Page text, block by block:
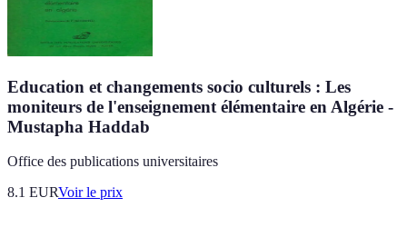
Education et changements socio culturels : Les
moniteurs de l'enseignement élémentaire en Algérie -
Mustapha Haddab
Office des publications universitaires
8.1 EURVoir le prix